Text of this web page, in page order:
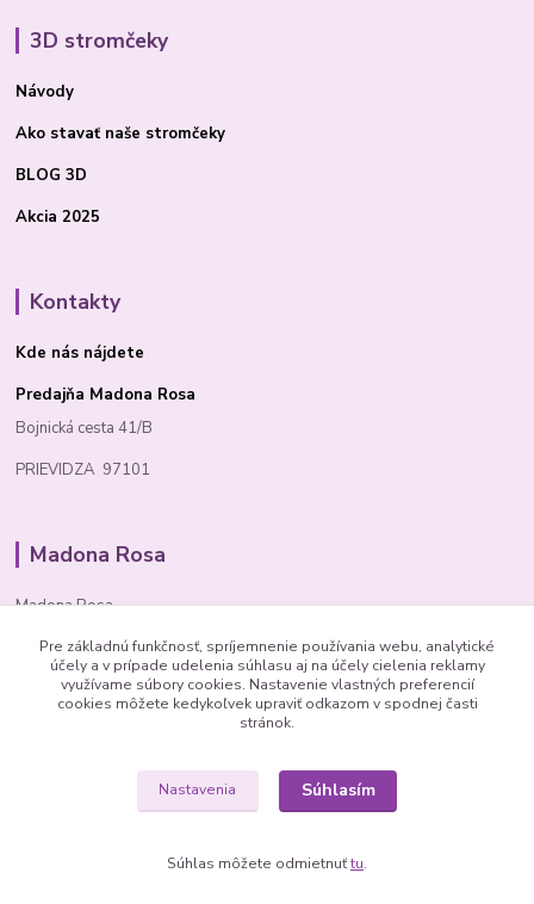
3D stromčeky
Návody
Ako stavať naše stromčeky
BLOG 3D
Akcia 2025
Kontakty
Kde nás nájdete
Predajňa Madona Rosa
Bojnická cesta 41/B
PRIEVIDZA 97101
Madona Rosa
Madona Rosa
Richard
+421 905 276 211
© 1992 Madona Rosa Company
Pre základnú funkčnosť, spríjemnenie používania webu, analytické
účely a v prípade udelenia súhlasu aj na účely cielenia reklamy
využívame súbory cookies. Nastavenie vlastných preferencií
cookies môžete kedykoľvek upraviť odkazom v spodnej časti
stránok.
Nastavenia Súhlasím
Súhlas môžete odmietnuťtu.